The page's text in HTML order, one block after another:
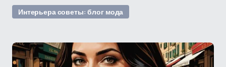
Интерьера советы: блог мода